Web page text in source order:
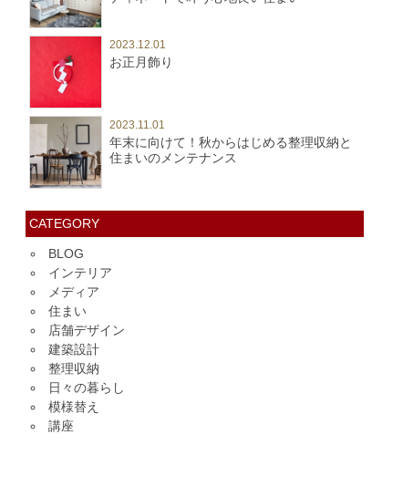
2023.12.01
お正月飾り
2023.11.01
年末に向けて！秋からはじめる整理収納と
住まいのメンテナンス
CATEGORY
BLOG
インテリア
メディア
住まい
店舗デザイン
建築設計
整理収納
日々の暮らし
模様替え
講座